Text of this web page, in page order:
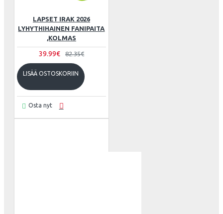
LAPSET IRAK 2026
LYHYTHIHAINEN FANIPAITA
,KOLMAS
39.99€ 82.35€
LISÄÄ OSTOSKORIIN
Osta nyt